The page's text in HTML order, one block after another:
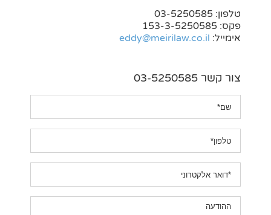
טלפון: 03-5250585
פקס: 153-3-5250585
אימייל: eddy@meirilaw.co.il
צור קשר 03-5250585